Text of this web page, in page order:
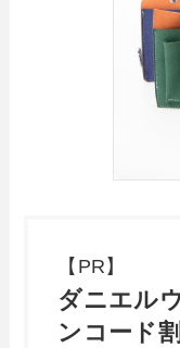
【PR】
ダニエル
ンコード